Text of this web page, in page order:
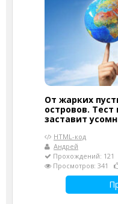
От жарких
островов.
заставит
HTML-код
Андрей
Прохождений: 121
Просмотров: 341